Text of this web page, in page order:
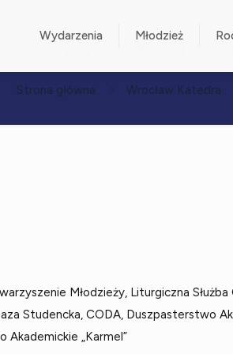
Wydarzenia Młodzież
Strona główna Wrocław Katedra
Młodzieży, Liturgiczna
Studencka, CODA, Duszpasterstwo
„Karmel”